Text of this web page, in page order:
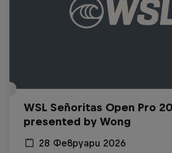
WSL Señoritas Open Pro
presented by Wong
28 Февруари 2026